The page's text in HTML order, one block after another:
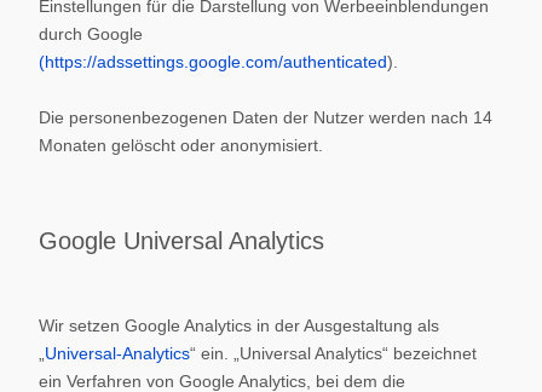
Einstellungen für die Darstellung von Werbeeinblendungen
durch Google
(https://adssettings.google.com/authenticated).
Die personenbezogenen Daten der Nutzer werden nach 14
Monaten gelöscht oder anonymisiert.
Google Universal Analytics
Wir setzen Google Analytics in der Ausgestaltung als
Universal-Analytics“ ein. „Universal Analytics“ bezeichnet
ein Verfahren von Google Analytics, bei dem die